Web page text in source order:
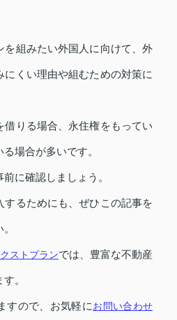
を組みたい外国人に向けて、外
にくい理由や組むための対策に
借りる場合、永住権をもってい
場合が多いです。
に確認しましょう。
するためにも、ぜひこの記事を
ストプランでは、豊富な不動産
。
すので、お気軽にお問い合わせ